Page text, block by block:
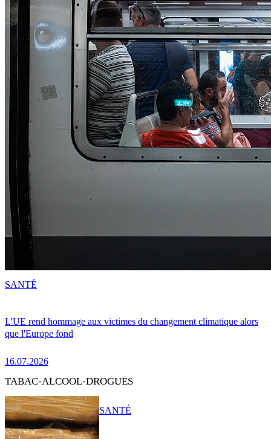
L'UE rend hommage aux victimes du changement climatique alors
que l'Europe fond
16.07.2026
SANTÉ
TABAC-ALCOOL-DROGUES
SANTÉ